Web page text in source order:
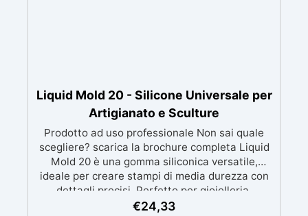
Liquid Mold 20 - Silicone Universale per
Artigianato e Sculture
Prodotto ad uso professionale Non sai quale
scegliere? scarica la brochure completa Liquid
Mold 20 è una gomma siliconica versatile,
ideale per creare stampi di media durezza con
dettagli precisi. Perfetto per gioielleria,
sculture, oggetti artistici, prototipi, saponi,
€24,33